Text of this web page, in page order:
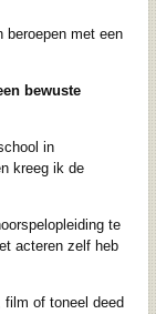
met een
bewuste
in
kreeg ik de
te
acteren zelf heb
of toneel deed